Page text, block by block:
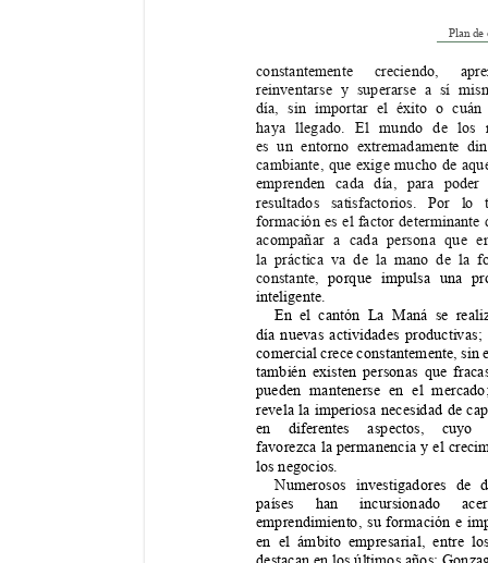
Plan de
constantemente creciendo,
reinventarse y superarse a sí
día, sin importar el éxito o
haya llegado. El mundo de los
es un entorno extremadamente
cambiante, que exige mucho de
emprenden cada día, para
resultados satisfactorios. Por
formación es el factor determinante
acompañar a cada persona que
la práctica va de la mano de la
constante,
porque impulsa una
inteligente.
En el cantón La Maná se
día nuevas actividades
comercial crece constantemente, sin
también existen personas que
pueden mantenerse en el
revela la imperiosa necesidad de
en diferentes aspectos,
favorezca la permanencia y el
los negocios.
Numerosos investigadores de
países han incursionado
emprendimiento, su formación e
en el ámbito empresarial, entre